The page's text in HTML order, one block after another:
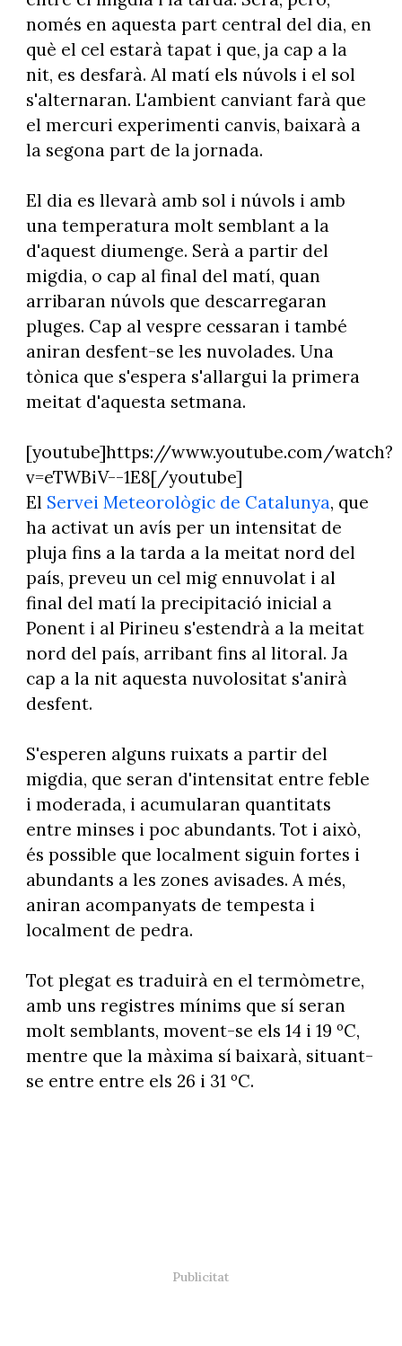
només en aquesta part central del dia, en
què el cel estarà tapat i que, ja cap a la
nit, es desfarà. Al matí els núvols i el sol
s'alternaran. L'ambient canviant farà que
el mercuri experimenti canvis, baixarà a
la segona part de la jornada.
El dia es llevarà amb sol i núvols i amb
una temperatura molt semblant a la
d'aquest diumenge. Serà a partir del
migdia, o cap al final del matí, quan
arribaran núvols que descarregaran
pluges. Cap al vespre cessaran i també
aniran desfent-se les nuvolades. Una
tònica que s'espera s'allargui la primera
meitat d'aquesta setmana.
[youtube]https://www.youtube.com/watch?
v=eTWBiV--1E8[/youtube]
El Servei Meteorològic de Catalunya, que
ha activat un avís per un intensitat de
pluja fins a la tarda a la meitat nord del
país, preveu un cel mig ennuvolat i al
final del matí la precipitació inicial a
Ponent i al Pirineu s'estendrà a la meitat
nord del país, arribant fins al litoral. Ja
cap a la nit aquesta nuvolositat s'anirà
desfent.
S'esperen alguns ruixats a partir del
migdia, que seran d'intensitat entre feble
i moderada, i acumularan quantitats
entre minses i poc abundants. Tot i això,
és possible que localment siguin fortes i
abundants a les zones avisades. A més,
aniran acompanyats de tempesta i
localment de pedra.
Tot plegat es traduirà en el termòmetre,
amb uns registres mínims que sí seran
molt semblants, movent-se els 14 i 19 ºC,
mentre que la màxima sí baixarà, situant-
se entre entre els 26 i 31 ºC.